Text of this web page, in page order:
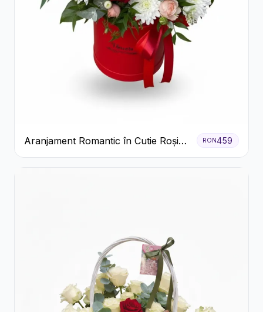
Aranjament Romantic în Cutie Roșie
cu Trandafiri și Crizanteme
RON 459